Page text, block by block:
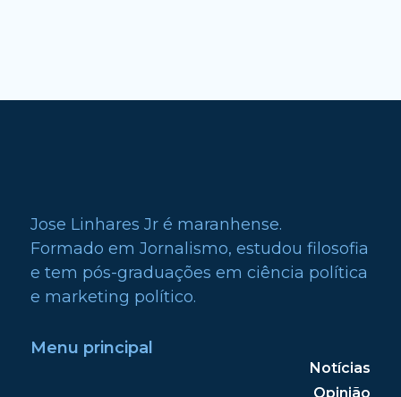
Jose Linhares Jr é maranhense.
Formado em Jornalismo, estudou filosofia
e tem pós-graduações em ciência política
e marketing político.
Menu principal
Notícias
Opinião